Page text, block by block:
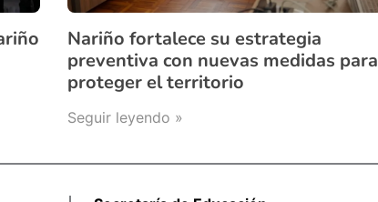
Nariño fortalece su estrategia
preventiva con nuevas medidas para
proteger el territorio
Seguir leyendo »